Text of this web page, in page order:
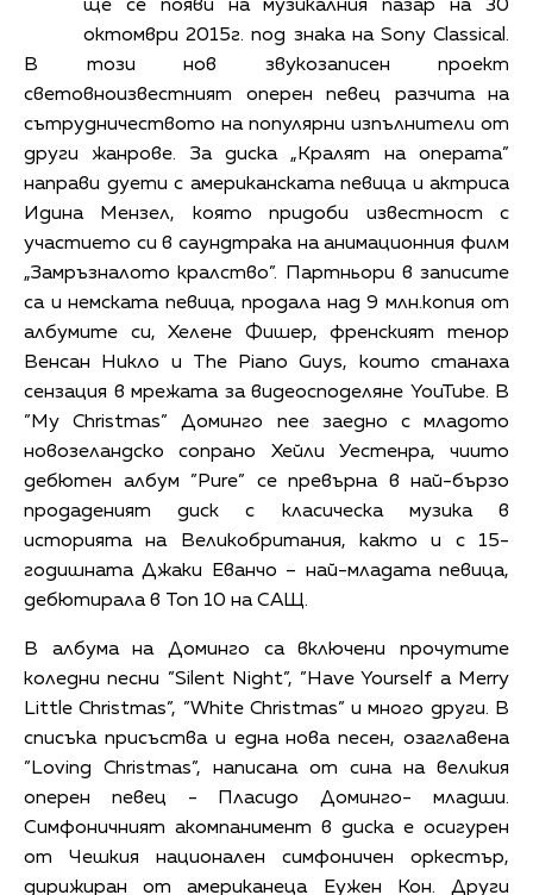
ще се появи на музикалния пазар на 30
октомври 2015г. под знака на Sony Classical.
В този нов звукозаписен проект
световноизвестният оперен певец разчита на
сътрудничеството на популярни изпълнители от
други жанрове. За диска „Кралят на операта”
направи дуети с американската певица и актриса
Идина Мензел, която придоби известност с
участието си в саундтрака на анимационния филм
„Замръзналото кралство”. Партньори в записите
са и немската певица, продала над 9 млн.копия от
албумите си, Хелене Фишер, френският тенор
Венсан Никло и The Piano Guys, които станаха
сензация в мрежата за видеосподеляне YouTubе. В
”My Christmas” Доминго пее заедно с младото
новозеландско сопрано Хейли Уестенра, чиито
дебютен албум ”Pure” се превърна в най-бързо
продаденият диск с класическа музика в
историята на Великобритания, както и с 15-
годишната Джаки Еванчо – най-младата певица,
дебютирала в Топ 10 на САЩ.
В албума на Доминго са включени прочутите
коледни песни ”Silent Night”, ”Have Yourself a Merry
Little Christmas”, ”White Christmas” и много други. В
списъка присъства и една нова песен, озаглавена
”Loving Christmas”, написана от сина на великия
оперен певец - Пласидо Доминго- младши.
Симфоничният акомпанимент в диска е осигурен
от Чешкия национален симфоничен оркестър,
дирижиран от американеца Еужен Кон. Други